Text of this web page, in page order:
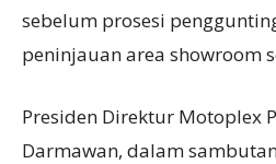
sebelum prosesi
peninjauan area showroom
Presiden Direktur Motoplex
Darmawan, dalam